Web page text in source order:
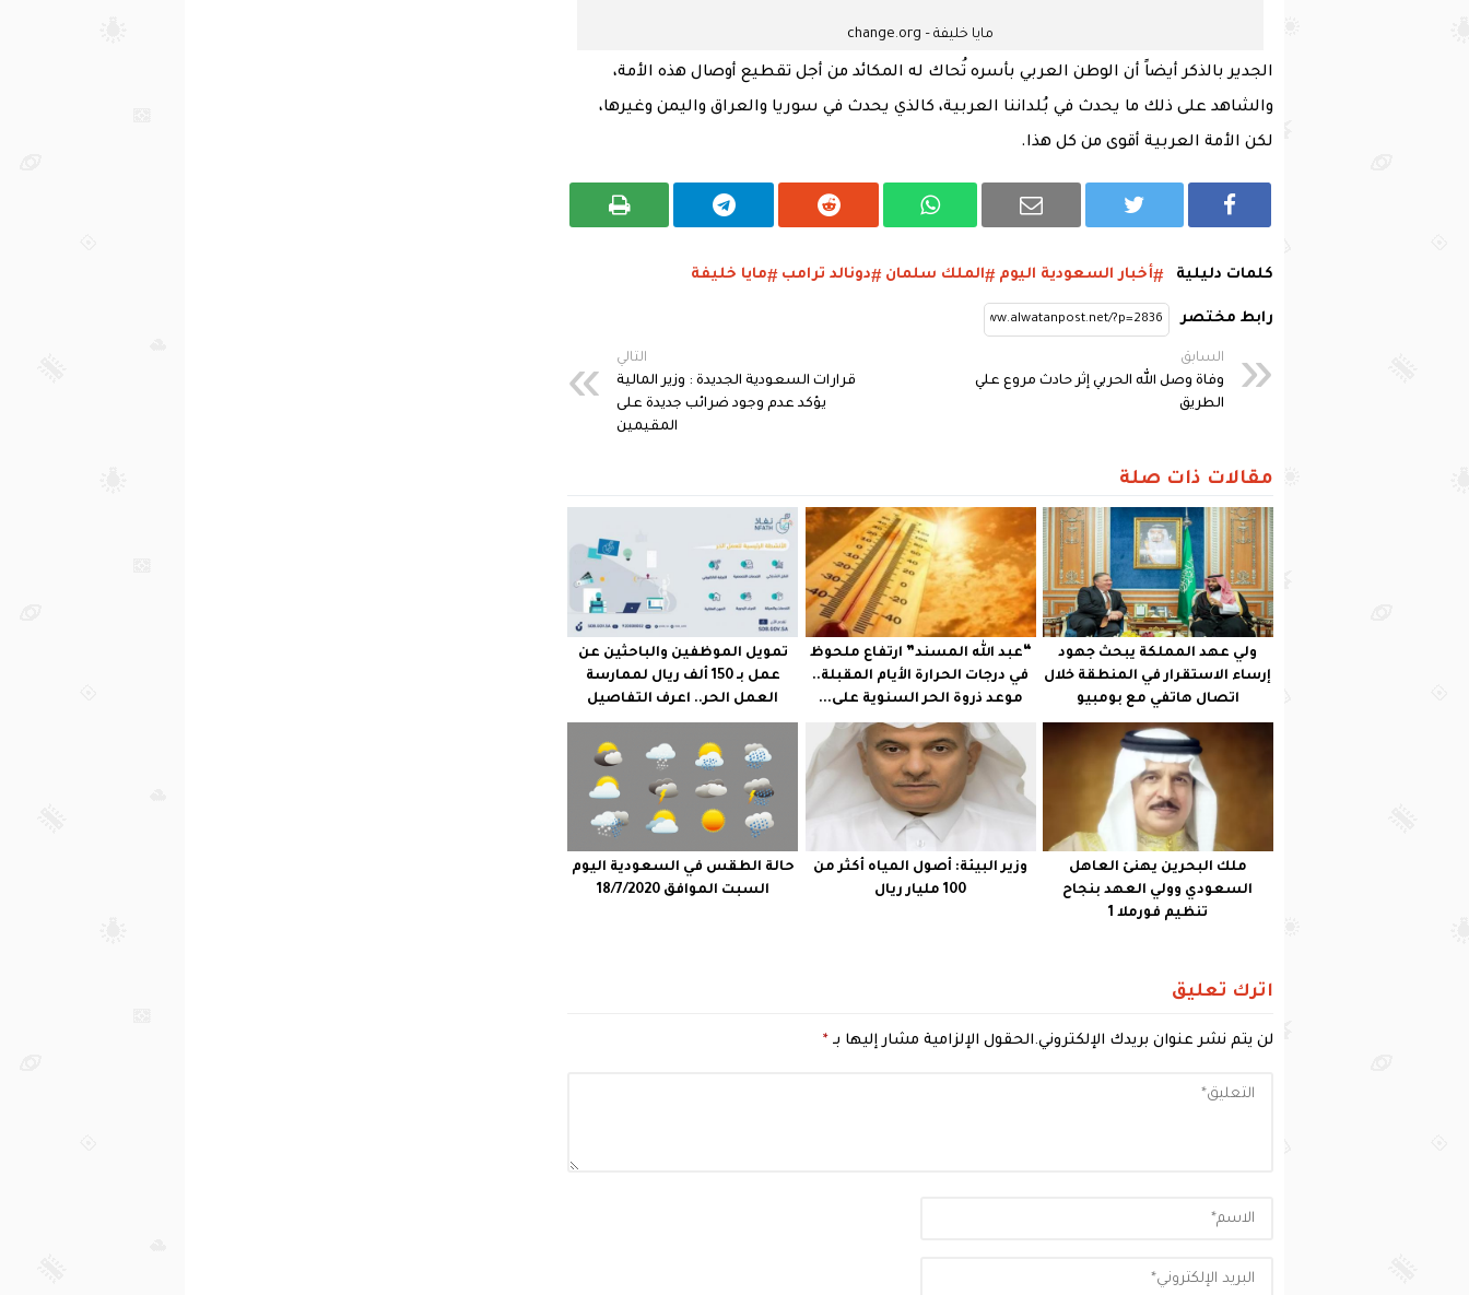
مايا خليفة – change.org
الجدير بالذكر أيضاً أن الوطن العربي بأسره تُحاك له المكائد من أجل تقطيع أوصال هذه الأمة،
والشاهد على ذلك ما يحدث في بُلداننا العربية، كالذي يحدث في سوريا والعراق واليمن وغيرها،
لكن الأمة العربية أقوى من كل هذا.
كلمات دليلية أخبار السعودية اليوم الملك سلمان دونالد ترامب مايا خليفة
رابط مختصر
السابق
وفاة وصل الله الحربي إثر حادث مروع علي
الطريق
التالي
قرارات السعودية الجديدة : وزير المالية
يؤكد عدم وجود ضرائب جديدة على
المقيمين
مقالات ذات صلة
ولي عهد المملكة يبحث جهود
إرساء الاستقرار في المنطقة خلال
اتصال هاتفي مع بومبيو
“عبد الله المسند” ارتفاع ملحوظ
في درجات الحرارة الأيام المقبلة..
موعد ذروة الحر السنوية على...
تمويل الموظفين والباحثين عن
عمل بـ 150 ألف ريال لممارسة
العمل الحر.. اعرف التفاصيل
ملك البحرين يهنئ العاهل
السعودي وولي العهد بنجاح
تنظيم فورملا 1
وزير البيئة: أصول المياه أكثر من
100 مليار ريال
حالة الطقس في السعودية اليوم
السبت الموافق 18/7/2020
اترك تعليق
لن يتم نشر عنوان بريدك الإلكتروني.الحقول الإلزامية مشار إليها بـ *